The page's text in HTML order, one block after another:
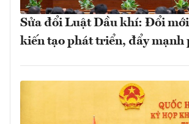
Sửa đổi Luật Dầu khí: Đổi
kiến tạo phát triển, đẩy mạnh